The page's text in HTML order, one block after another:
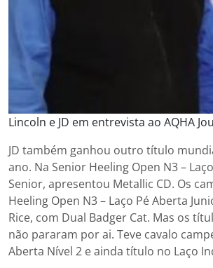
Lincoln e JD em entrevista ao AQHA
JD também ganhou outro título
ano. Na Senior Heeling Open N3 –
Senior, apresentou Metallic CD. Os
Heeling Open N3 – Laço Pé Aberta
Rice, com Dual Badger Cat. Mas os
não pararam por ai. Teve cavalo
Aberta Nível 2 e ainda título no Laço